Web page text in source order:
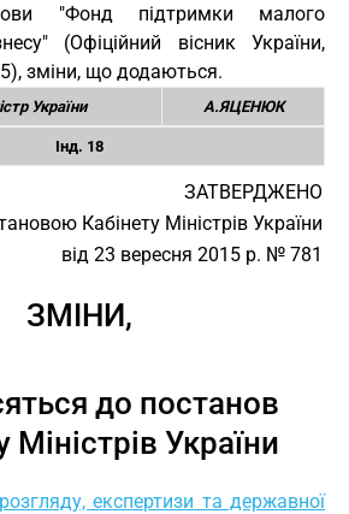
"Фонд підтримки малого
(Офіційний вісник України,
зміни, що додаються.
України А.ЯЦЕНЮК
Інд. 18
ЗАТВЕРДЖЕНО
Кабінету Міністрів України
від 23 вересня 2015 р. № 781
ЗМІНИ,
до постанов
Міністрів України
експертизи та державної